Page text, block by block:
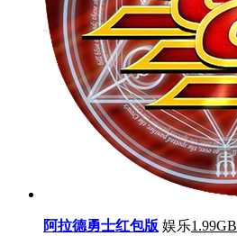
阿拉德勇士红包版 娱乐1.99GB